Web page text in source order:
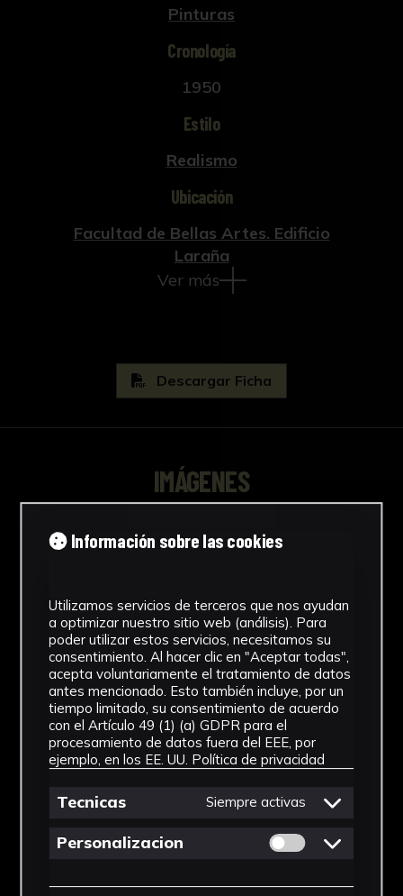
Pinturas
Cronología
1950
Estilo
Realismo
Ubicación
Facultad de Bellas Artes. Edificio
Laraña
Ver más
Descargar Ficha
IMÁGENES
Información sobre las cookies
Utilizamos servicios de terceros que nos ayudan
a optimizar nuestro sitio web (análisis). Para
poder utilizar estos servicios, necesitamos su
consentimiento. Al hacer clic en "Aceptar todas",
acepta voluntariamente el tratamiento de datos
antes mencionado. Esto también incluye, por un
tiempo limitado, su consentimiento de acuerdo
con el Artículo 49 (1) (a) GDPR para el
procesamiento de datos fuera del EEE, por
ejemplo, en los EE. UU. Política de privacidad
Tecnicas Siempre activas
Personalizacion Permitir cookies